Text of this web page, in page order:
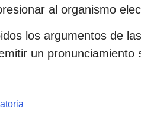
al organismo
los argumentos de
un pronunciamiento